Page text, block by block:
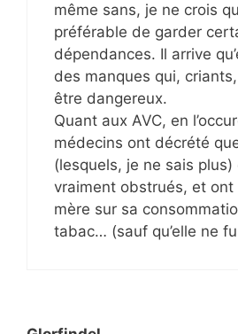
même sans, je ne crois
préférable de garder
dépendances. Il arrive
des manques qui,
être dangereux.
Quant aux AVC, en
médecins ont décrété
(lesquels, je ne sais
vraiment obstrués, et ont
mère sur sa
tabac… (sauf qu’elle ne